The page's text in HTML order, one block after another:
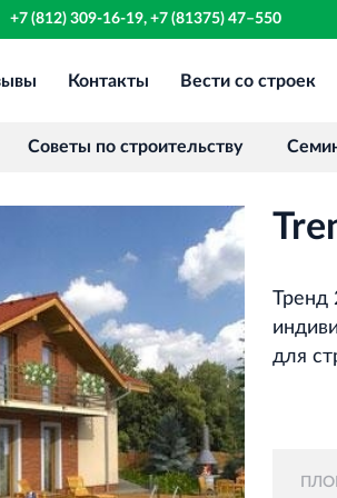
+7 (812) 309-16-19, +7 (81375) 47–550
группа
в Санкт‐
институт
институт по жилищно‐
строительству
комплекс ПКТИ
испытательный
Контакты Вести со строек
Советы по строительству
Тренд
для